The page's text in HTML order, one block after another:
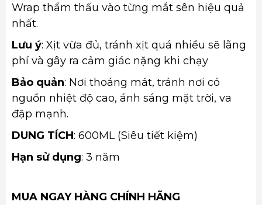
Wrap thẩm thấu vào từng mắt sên hiệu quả
nhất.
Lưu ý: Xịt vừa đủ, tránh xịt quá nhiều sẽ lãng
phí và gây ra cảm giác nặng khi chạy
Bảo quản: Nơi thoáng mát, tránh nơi có
nguồn nhiệt độ cao, ánh sáng mặt trời, va
đập mạnh.
DUNG TÍCH: 600ML (Siêu tiết kiệm)
Hạn sử dụng: 3 năm
MUA NGAY HÀNG CHÍNH HÃNG